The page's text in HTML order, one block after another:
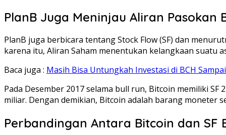
PlanB Juga Meninjau Aliran Pasokan
PlanB juga berbicara tentang Stock Flow (SF) dan
karena itu, Aliran Saham menentukan kelangkaan suatu
Baca juga : Masih Bisa Untungkah Investasi di BCH
Pada Desember 2017 selama bull run, Bitcoin memiliki
miliar. Dengan demikian, Bitcoin adalah barang moneter
Perbandingan Antara Bitcoin dan SF